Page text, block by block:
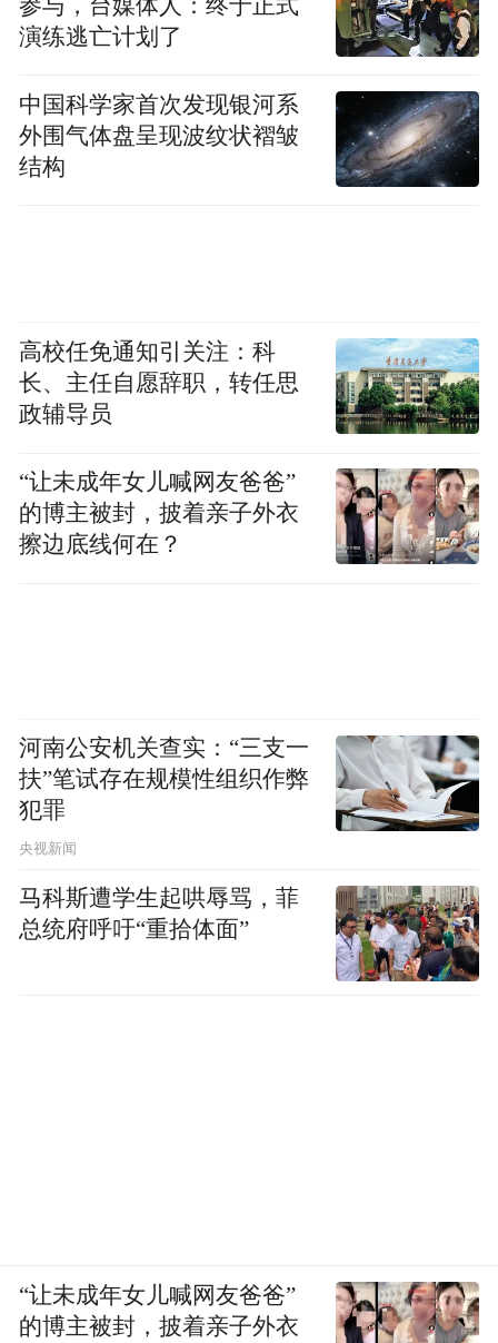
00227
1
东方雨
虹 -1.05
2031.23
60058
5
海螺水
泥 1.48 0.81
3459.59
60325
6
宏和科 5629.93
注：本文系新闻报道，不构成投资建议，股
市有风险，投资需谨慎。
platform and merely provides information storage
space services.”
参与，台媒体人：终于正式
演练逃亡计划了
中国科学家首次发现银河系
外围气体盘呈现波纹状褶皱
结构
高校任免通知引关注：科
长、主任自愿辞职，转任思
政辅导员
“让未成年女儿喊网友爸爸”
的博主被封，披着亲子外衣
擦边底线何在？
河南公安机关查实：“三支一
扶”笔试存在规模性组织作弊
犯罪
央视新闻
马科斯遭学生起哄辱骂，菲
总统府呼吁“重拾体面”
“让未成年女儿喊网友爸爸”
的博主被封，披着亲子外衣